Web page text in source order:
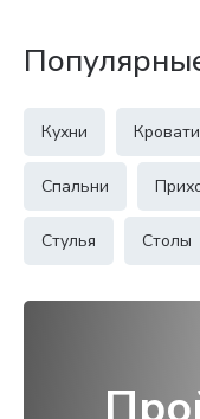
Кухни Кровати
Спальни
Стулья Столы